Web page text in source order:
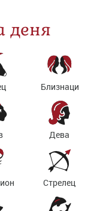
деня
Близнаци
Дева
Стрелец